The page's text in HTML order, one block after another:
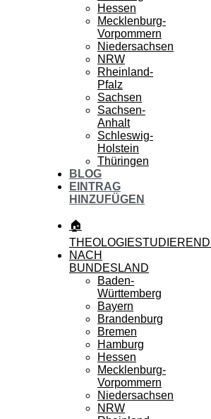
Hessen
Mecklenburg-
Vorpommern
Niedersachsen
NRW
Rheinland-
Pfalz
Sachsen
Sachsen-
Anhalt
Schleswig-
Holstein
Thüringen
BLOG
EINTRAG
HINZUFÜGEN
🏠
NACH
BUNDESLAND
Baden-
Württemberg
Bayern
Brandenburg
Bremen
Hamburg
Hessen
Mecklenburg-
Vorpommern
Niedersachsen
NRW